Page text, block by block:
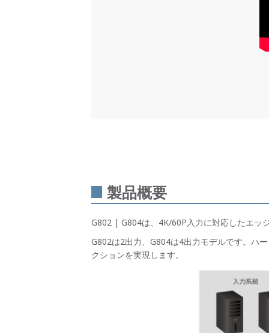
製品概要
G802 | G804は、4K/60P入力に対応したエッ
G802は2出力、G804は4出力モデルです。ハ
クションを実現します。